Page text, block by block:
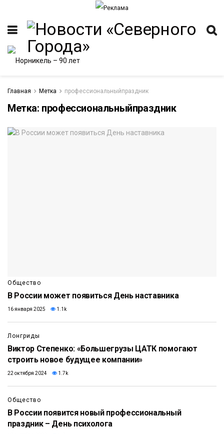
Главная Метка профессиональныйпраздник
Метка: профессиональныйпраздник
Общество
В России может появиться День наставника
16 января 2025 1.1k
Лонгриды
Виктор Степенко: «Большегрузы ЦАТК помогают
строить новое будущее компании»
22 октября 2024 1.7k
Общество
В России появится новый профессиональный
праздник – День психолога